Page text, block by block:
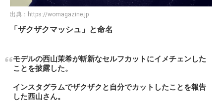
出典： https://womagazine.jp
「ザクザクマッシュ」と命名
モデルの西山茉希が斬新なセルフカットにイメチェンした
ことを披露した。
インスタグラムでザクザクと自分でカットしたことを報告
した西山さん。